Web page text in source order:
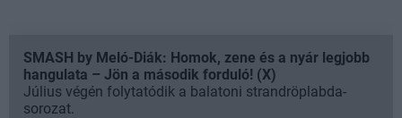
SMASH by Meló-Diák: Homok, zene és a nyár legjobb
hangulata – Jön a második forduló! (X)
Július végén folytatódik a balatoni strandröplabda-
sorozat.